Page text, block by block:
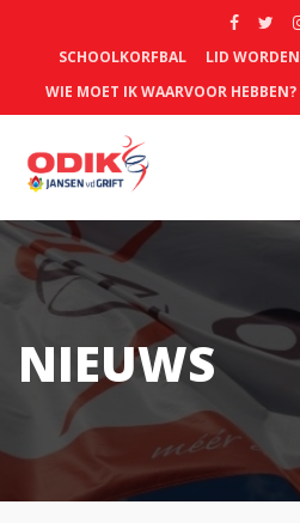
SCHOOLKORFBAL LID WORDEN
WIE MOET IK WAARVOOR HEBBEN?
NIEUWS